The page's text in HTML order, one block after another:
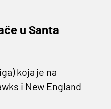
u Santa
koja je na
i New England